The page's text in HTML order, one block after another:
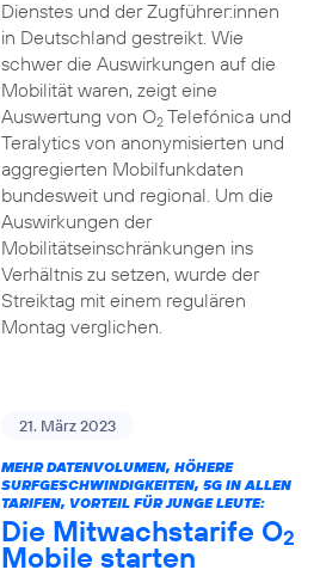
Dienstes und der Zugführer:innen
in Deutschland gestreikt. Wie
schwer die Auswirkungen auf die
Mobilität waren, zeigt eine
Auswertung von O2Telefónica und
Teralytics von anonymisierten und
aggregierten Mobilfunkdaten
bundesweit und regional. Um die
Auswirkungen der
Mobilitätseinschränkungen ins
Verhältnis zu setzen, wurde der
Streiktag mit einem regulären
Montag verglichen.
21. März 2023
MEHR DATENVOLUMEN, HÖHERE
SURFGESCHWINDIGKEITEN, 5G IN ALLEN
TARIFEN, VORTEIL FÜR JUNGE LEUTE:
Die Mitwachstarife O2
Mobile starten